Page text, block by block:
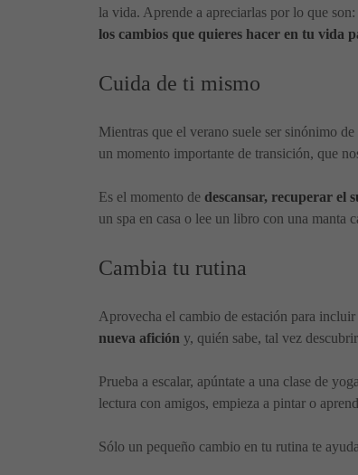
la vida. Aprende a apreciarlas por lo que
los cambios que quieres hacer en tu vida
Cuida de ti mismo
Mientras que el verano suele ser sinónimo
un momento importante de transición, que
Es el momento de descansar, recuperar el
un spa en casa o lee un libro con una manta
Cambia tu rutina
Aprovecha el cambio de estación para
nueva afición y, quién sabe, tal vez
Prueba a escalar, apúntate a una clase de
lectura con amigos, empieza a pintar o
Sólo un pequeño cambio en tu rutina te